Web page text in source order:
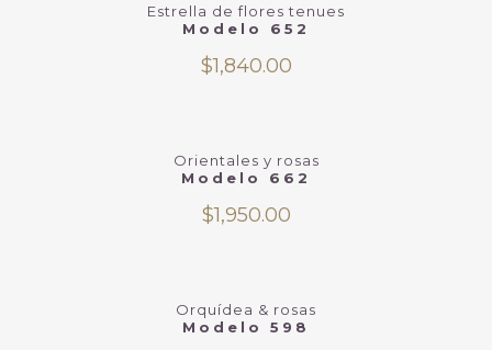
Estrella de flores tenues
Modelo 652
$1,840.00
Orientales y rosas
Modelo 662
$1,950.00
Orquídea & rosas
Modelo 598